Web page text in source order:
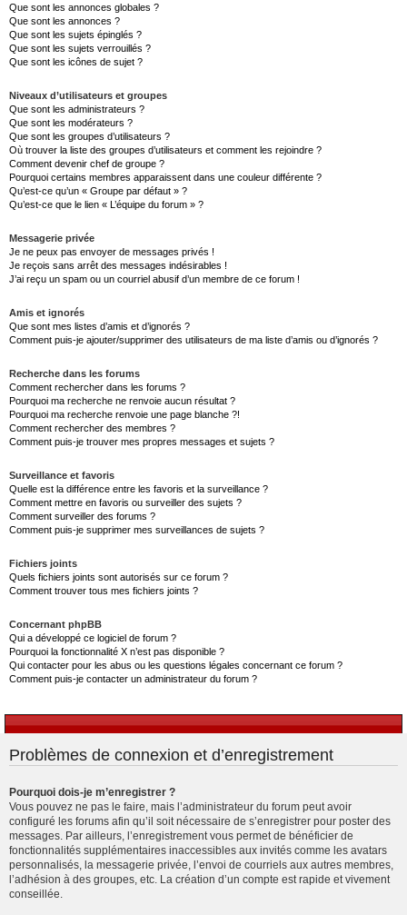
Que sont les annonces globales ?
Que sont les annonces ?
Que sont les sujets épinglés ?
Que sont les sujets verrouillés ?
Que sont les icônes de sujet ?
Niveaux d’utilisateurs et groupes
Que sont les administrateurs ?
Que sont les modérateurs ?
Que sont les groupes d’utilisateurs ?
Où trouver la liste des groupes d’utilisateurs et comment les rejoindre ?
Comment devenir chef de groupe ?
Pourquoi certains membres apparaissent dans une couleur différente ?
Qu’est-ce qu’un « Groupe par défaut » ?
Qu’est-ce que le lien « L’équipe du forum » ?
Messagerie privée
Je ne peux pas envoyer de messages privés !
Je reçois sans arrêt des messages indésirables !
J’ai reçu un spam ou un courriel abusif d’un membre de ce forum !
Amis et ignorés
Que sont mes listes d’amis et d’ignorés ?
Comment puis-je ajouter/supprimer des utilisateurs de ma liste d’amis ou d’ignorés ?
Recherche dans les forums
Comment rechercher dans les forums ?
Pourquoi ma recherche ne renvoie aucun résultat ?
Pourquoi ma recherche renvoie une page blanche ?!
Comment rechercher des membres ?
Comment puis-je trouver mes propres messages et sujets ?
Surveillance et favoris
Quelle est la différence entre les favoris et la surveillance ?
Comment mettre en favoris ou surveiller des sujets ?
Comment surveiller des forums ?
Comment puis-je supprimer mes surveillances de sujets ?
Fichiers joints
Quels fichiers joints sont autorisés sur ce forum ?
Comment trouver tous mes fichiers joints ?
Concernant phpBB
Qui a développé ce logiciel de forum ?
Pourquoi la fonctionnalité X n’est pas disponible ?
Qui contacter pour les abus ou les questions légales concernant ce forum ?
Comment puis-je contacter un administrateur du forum ?
Problèmes de connexion et d’enregistrement
Pourquoi dois-je m’enregistrer ?
Vous pouvez ne pas le faire, mais l’administrateur du forum peut avoir
configuré les forums afin qu’il soit nécessaire de s’enregistrer pour poster des
messages. Par ailleurs, l’enregistrement vous permet de bénéficier de
fonctionnalités supplémentaires inaccessibles aux invités comme les avatars
personnalisés, la messagerie privée, l’envoi de courriels aux autres membres,
l’adhésion à des groupes, etc. La création d’un compte est rapide et vivement
conseillée.